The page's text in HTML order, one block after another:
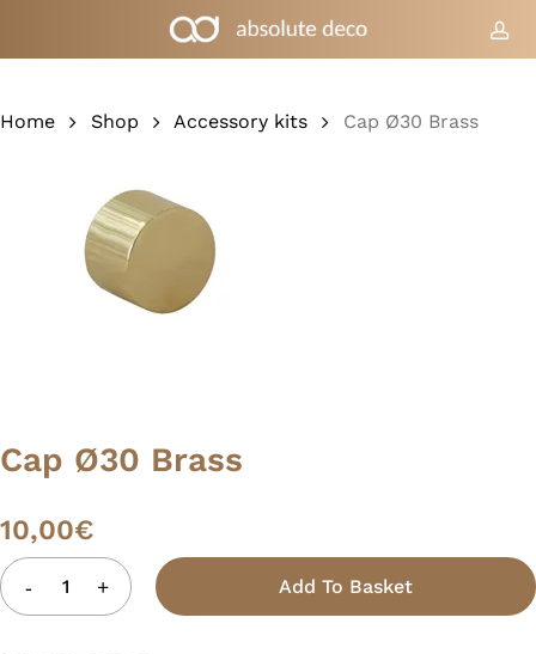
Cart Close
Home Shop Accessory kits Cap Ø30 Brass
Cap Ø30 Brass
10,00€
Add To Basket